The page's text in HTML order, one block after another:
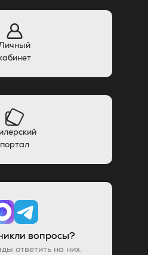
портал
вопросы?
ответить на них.